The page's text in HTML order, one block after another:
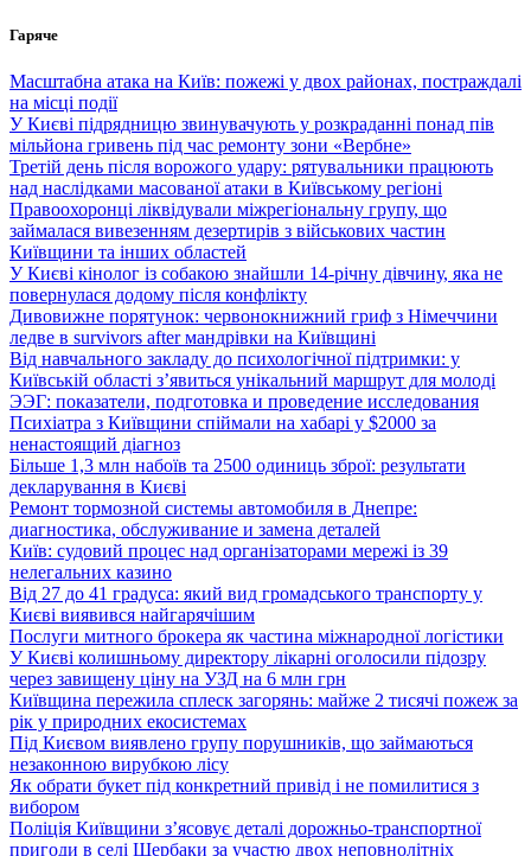
Перейти
вмісту
Гаряче
Масштабна атака на Київ: пожежі у двох районах, постраждалі
на місці події
У Києві підрядницю звинувачують у розкраданні понад пів
мільйона гривень під час ремонту зони «Вербне»
Третій день після ворожого удару: рятувальники працюють
над наслідками масованої атаки в Київському регіоні
Правоохоронці ліквідували міжрегіональну групу, що
займалася вивезенням дезертирів з військових частин
Київщини та інших областей
У Києві кінолог із собакою знайшли 14-річну дівчину, яка не
повернулася додому після конфлікту
Дивовижне порятунок: червонокнижний гриф з Німеччини
ледве в survivors after мандрівки на Київщині
Від навчального закладу до психологічної підтримки: у
Київській області з’явиться унікальний маршрут для молоді
ЭЭГ: показатели, подготовка и проведение исследования
Психіатра з Київщини спіймали на хабарі у $2000 за
ненастоящий діагноз
Більше 1,3 млн набоїв та 2500 одиниць зброї: результати
декларування в Києві
Ремонт тормозной системы автомобиля в Днепре:
диагностика, обслуживание и замена деталей
Київ: судовий процес над організаторами мережі із 39
нелегальних казино
Від 27 до 41 градуса: який вид громадського транспорту у
Києві виявився найгарячішим
Послуги митного брокера як частина міжнародної логістики
У Києві колишньому директору лікарні оголосили підозру
через завищену ціну на УЗД на 6 млн грн
Київщина пережила сплеск загорянь: майже 2 тисячі пожеж за
рік у природних екосистемах
Під Києвом виявлено групу порушників, що займаються
незаконною вирубкою лісу
Як обрати букет під конкретний привід і не помилитися з
вибором
Поліція Київщини з’ясовує деталі дорожньо-транспортної
пригоди в селі Щербаки за участю двох неповнолітніх